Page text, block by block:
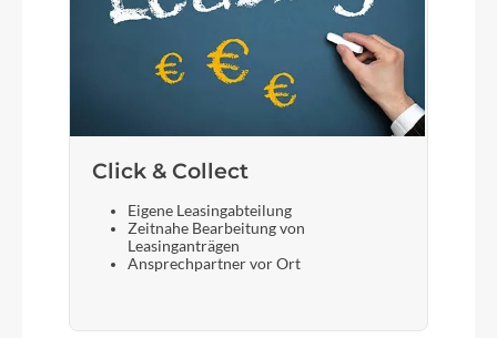
Click & Collect
Eigene Leasingabteilung
Zeitnahe Bearbeitung von
Leasinganträgen
Ansprechpartner vor Ort